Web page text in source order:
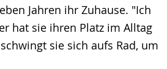
Jahren ihr Zuhause. "Ich
hat sie ihren Platz im Alltag
sie sich aufs Rad, um